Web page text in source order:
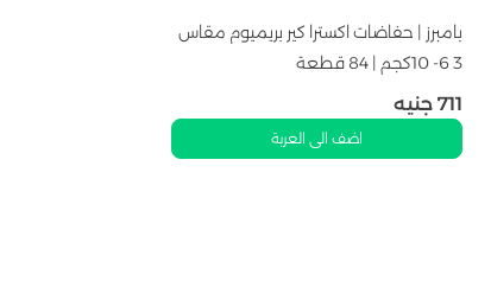
بامبرز | حفاضات اكسترا كير بريميوم مقاس
3 6- 10كجم | 84 قطعة
711 جنيه
اضف الى العربة